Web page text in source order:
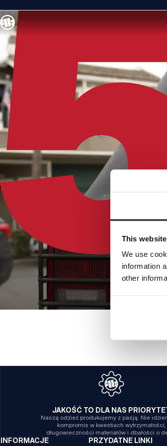
This
We use
information
other
JAKOŚĆ TO DLA NAS
Naszą odzież produkujemy z pasją. Nie
kompromis w kwestiach wytrzymałości,
długowieczności materiałów i dbałości o
INFORMACJE
PRZYDATNE LINKI